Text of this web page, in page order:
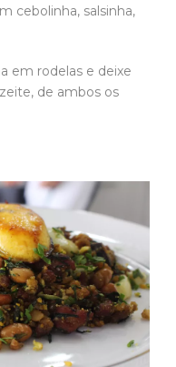
cebolinha, salsinha,
em rodelas e deixe
de ambos os